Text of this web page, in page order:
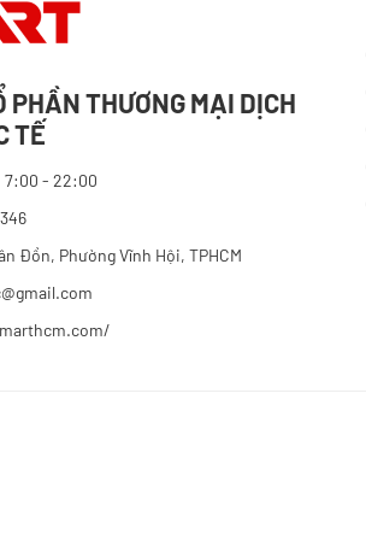
PHẦN THƯƠNG MẠI DỊCH
TẾ
7:00 - 22:00
Đồn, Phường Vĩnh Hội, TPHCM